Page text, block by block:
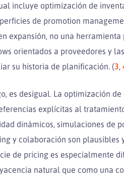
incluye optimización de
de promotion
expansión, no una
orientados a proveedores y
su historia de planificación. (3,
es desigual. La optimización
explícitas al
dinámicos, simulaciones de
y colaboración son plausibles
de pricing es especialmente
natural que como una